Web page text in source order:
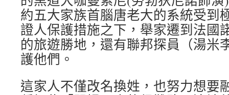
約五大家族首腦唐老大的系統受到
證人保護措施之下，舉家遷到法國
的旅遊勝地，還有聯邦探員（湯米
護他們。
這家人不僅改名換姓，也努力想要